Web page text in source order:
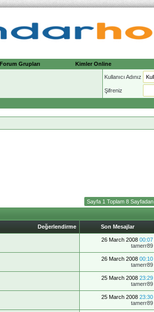
Forum Grupları Kimler Online
Kullanıcı Adınız
Şifreniz
Sayfa 1 Toplam 8 Sayfadan
Değerlendirme Son Mesajlar
26 March 2008 00:07
tamerr89
26 March 2008 00:10
tamerr89
25 March 2008 23:29
tamerr89
25 March 2008 23:30
tamerr89